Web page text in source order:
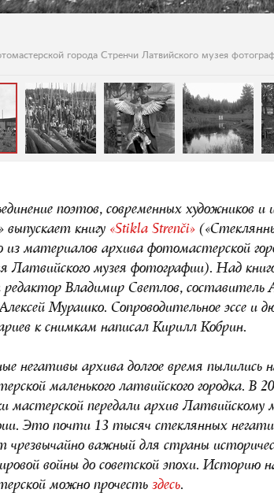
города Стренчи Латвийского музея
поэтов, современных художников и
книгу «Stikla Strenči»
из материалов архива фотомастерской
Латвийского музея фотографии). Над
редактор Владимир Светлов, составитель
Мурашко. Сопроводительное эссе и
к снимкам написал Кирилл Кобрин.
негативы архива долгое время пылились
маленького латвийского городка. В
мастерской передали архив Латвийскому
Это почти 13 тысяч стеклянных
чрезвычайно важный для страны
войны до советской эпохи. Историю
можно прочесть здесь.